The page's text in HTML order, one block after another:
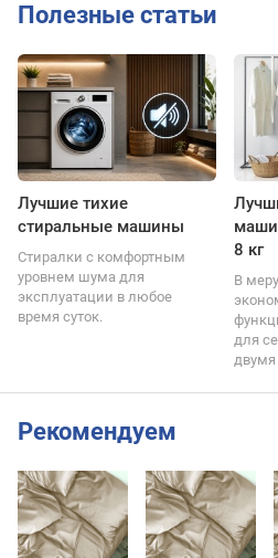
Полезные статьи
Лучшие тихие
стиральные машины
Стиралки с комфортным
уровнем шума для
эксплуатации в любое
время суток.
8 кг
В
для
Рекомендуем